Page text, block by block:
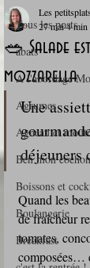
Tous les posts
abats
A l'abordage
Agrumes
Agneau et
Ben mon
Boissons et
Boulangerie
Breakfast
🥗 Salade
mozzarella
Les
27 mai4 min
Une
déjeuners
Quand les
de fraîcheur
tomates,
composées…